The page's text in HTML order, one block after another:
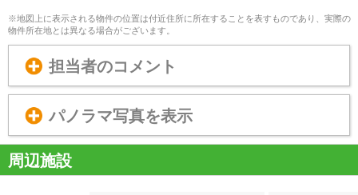
※地図上に表示される物件の位置は付近住所に所在することを表すものであり、実際の
物件所在地とは異なる場合がございます。
担当者のコメント
パノラマ写真を表示
周辺施設